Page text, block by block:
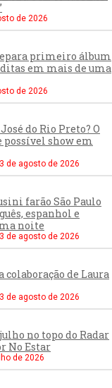
de 2026
primeiro álbum
em mais de uma
de 2026
do Rio Preto? O
possível show em
3 de agosto de 2026
farão São Paulo
espanhol e
noite
3 de agosto de 2026
colaboração de Laura
3 de agosto de 2026
julho no topo do Radar
No Estar
de 2026